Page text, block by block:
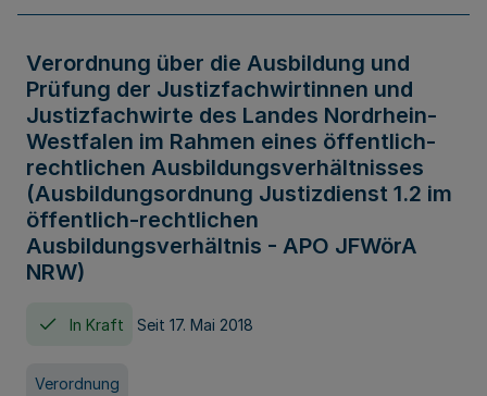
Verordnung über die Ausbildung und
Prüfung der Justizfachwirtinnen und
Justizfachwirte des Landes Nordrhein-
Westfalen im Rahmen eines öffentlich-
rechtlichen Ausbildungsverhältnisses
(Ausbildungsordnung Justizdienst 1.2 im
öffentlich-rechtlichen
Ausbildungsverhältnis - APO JFWörA
NRW)
In Kraft Seit 17. Mai 2018
Verordnung